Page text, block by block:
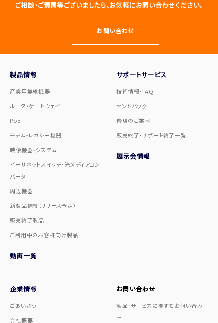
ご相談・ご質問等ございましたら、お気軽にお問い合わせください。
お問い合わせ
製品情報
産業用無線機器
ルータ・ゲートウェイ
PoE
モデム・レガシー機器
映像機器・システム
イーサネットスイッチ・光メディアコン
バータ
周辺機器
新製品情報（リリース予定）
販売終了製品
ご利用中のお客様向け製品
動画一覧
サポートサービス
技術情報・FAQ
センドバック
修理のご案内
販売終了・サポート終了一覧
展示会情報
企業情報
ごあいさつ
会社概要
お問い合わせ
製品・サービスに関するお問い合わ
せ